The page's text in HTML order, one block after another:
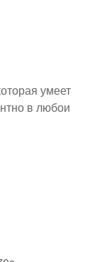
умеет
в любои